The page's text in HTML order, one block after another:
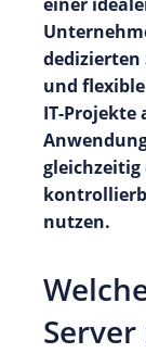
dedizierten
und
IT-Projekte
gleichzeitig
nutzen.